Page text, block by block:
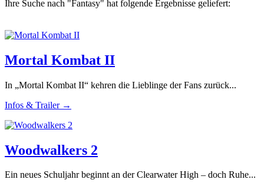
Ihre Suche nach "Fantasy" hat folgende Ergebnisse geliefert:
Mortal Kombat II
In „Mortal Kombat II“ kehren die Lieblinge der Fans zurück...
Infos & Trailer →
Woodwalkers 2
Ein neues Schuljahr beginnt an der Clearwater High – doch Ruhe...